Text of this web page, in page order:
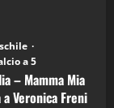
a 5
– Mamma Mia
Veronica Freni
28^ Puntata